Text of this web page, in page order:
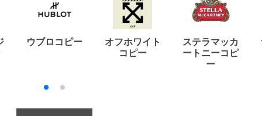
ウブロコピー
オフホワイト
コピー
ステラマッカ
ートニーコピ
ー